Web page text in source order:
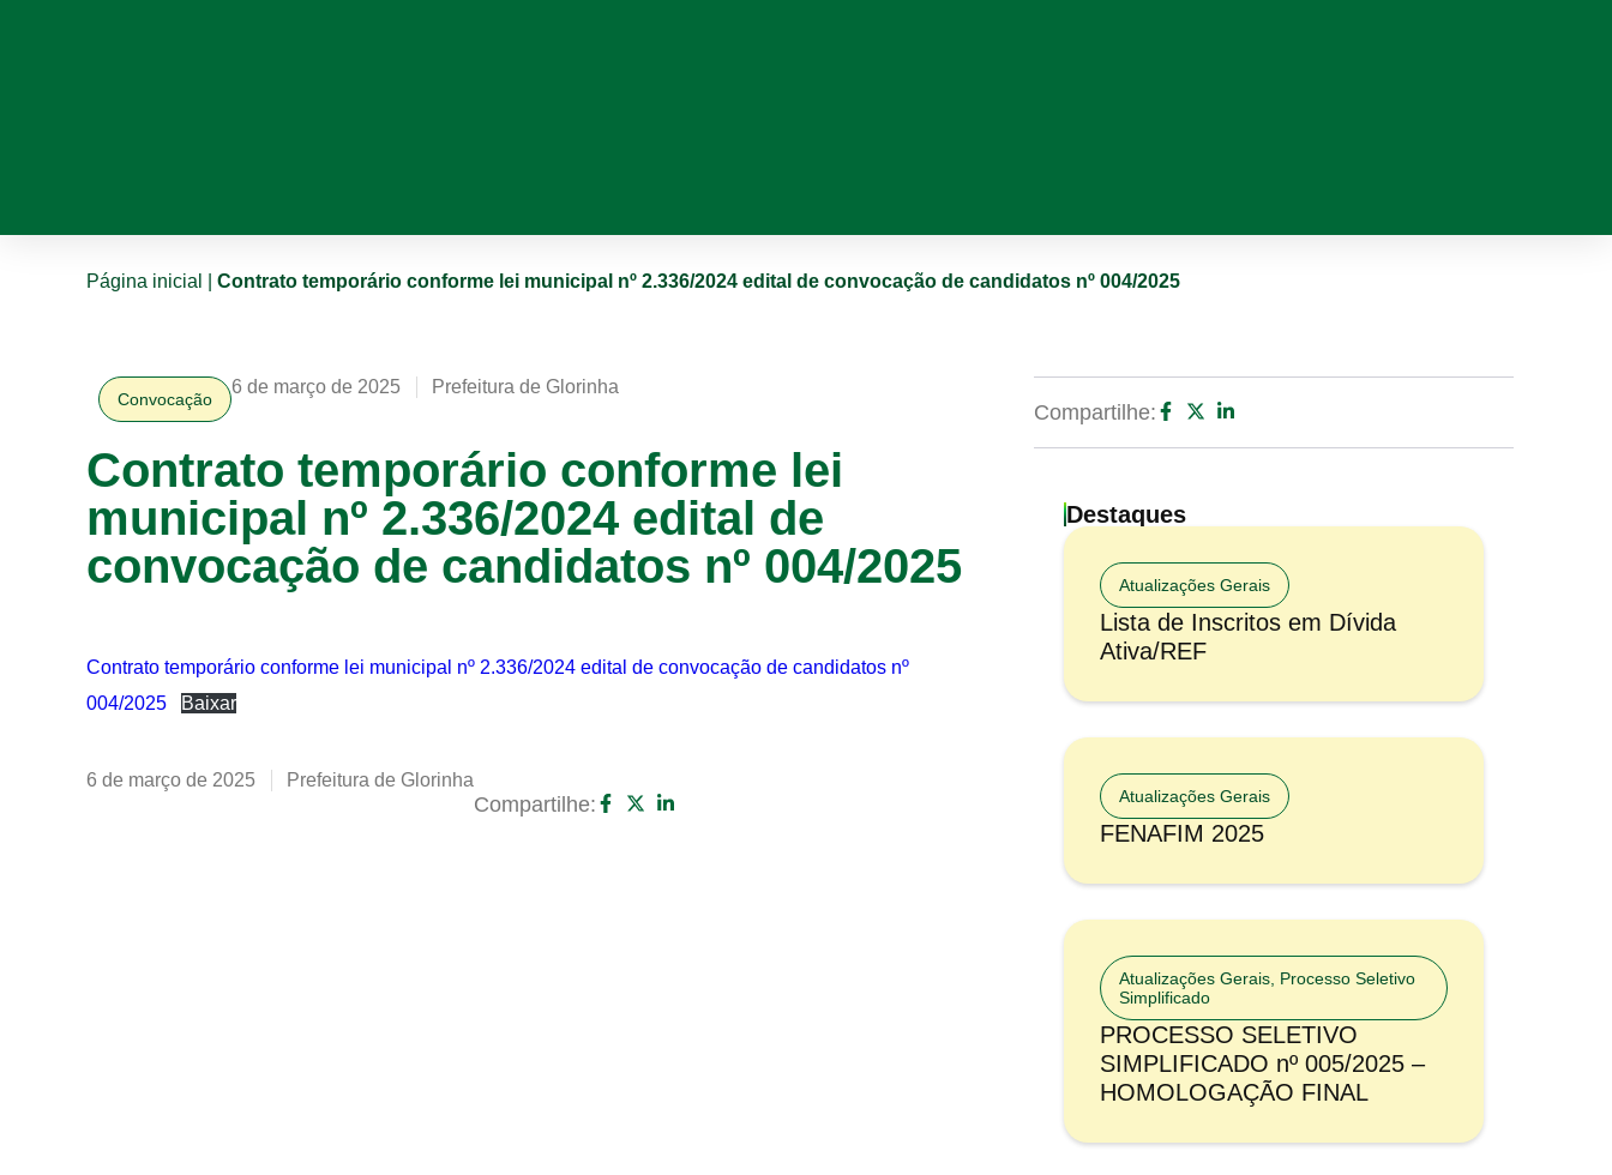
Página inicial Contrato temporário conforme lei municipal nº 2.336/2024 edital de convocação de candidatos nº 004/2025
Convocação
6 de março de 2025 Prefeitura de Glorinha
Contrato temporário conforme lei
municipal nº 2.336/2024 edital de
convocação de candidatos nº 004/2025
Contrato temporário conforme lei municipal nº 2.336/2024 edital de convocação de candidatos nº
004/2025
Baixar
6 de março de 2025 Prefeitura de Glorinha
Compartilhe:
Compartilhe:
Destaques
Atualizações Gerais
Lista de Inscritos em Dívida
Ativa/REF
Atualizações Gerais
FENAFIM 2025
Atualizações Gerais Processo Seletivo
Simplificado
PROCESSO SELETIVO
SIMPLIFICADO nº 005/2025 –
HOMOLOGAÇÃO FINAL